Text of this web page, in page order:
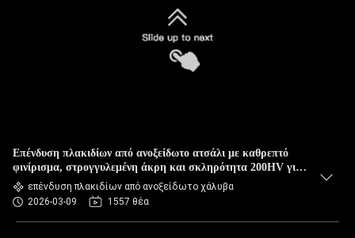
Επένδυση πλακιδίων από ανοξείδωτο ατσάλι με καθρεπτό
φινίρισμα, στρογγυλεμένη άκρη και σκληρότητα 200HV για
διακοσμητική προστασία
επένδυση πλακιδίων από ανοξείδωτο χάλυβα
2026-03-09
1557 θέα